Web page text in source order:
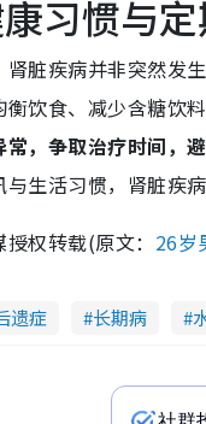
习惯与
肾脏疾病并非突然发
衡饮食、减少含糖饮
常，争取治疗时间，
生活习惯，肾脏疾
权转载(原文： 26
遗症 长期病